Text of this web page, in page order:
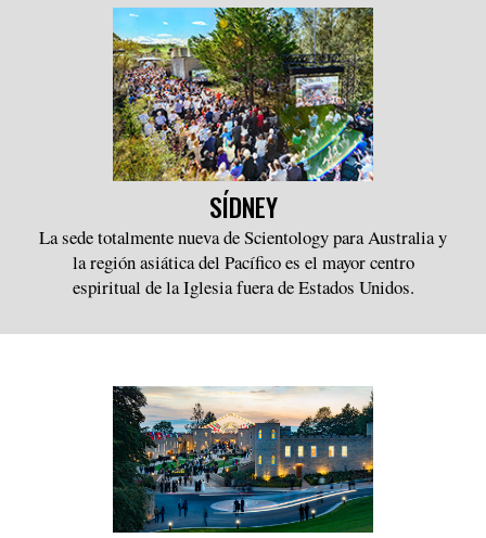
SÍDNEY
La sede totalmente nueva de Scientology para Australia y
la región asiática del Pacífico es el mayor centro
espiritual de la Iglesia fuera de Estados Unidos.